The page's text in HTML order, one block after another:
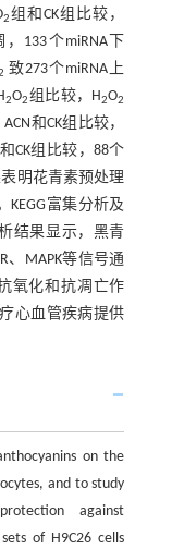
2组和CK组比较，
133个miRNA下
致273个miRNA上
2O2组比较，H2O2
和CK组比较，
CK组比较，88个
表明花青素预处理
KEGG富集分析及
结果显示，黑青
、MAPK等信号通
氧化和抗凋亡作
心血管疾病提供
on the
and to study
against
of H9C26 cells